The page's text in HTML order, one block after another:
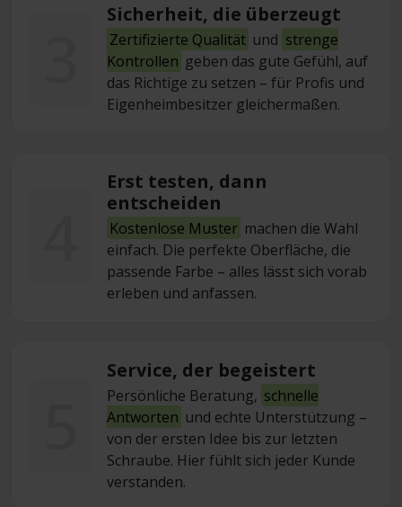
Sicherheit, die überzeugt
Zertifizierte Qualität und strenge
Kontrollen geben das gute Gefühl, auf
das Richtige zu setzen – für Profis und
Eigenheimbesitzer gleichermaßen.
Erst testen, dann
entscheiden
Kostenlose Muster machen die Wahl
einfach. Die perfekte Oberfläche, die
passende Farbe – alles lässt sich vorab
erleben und anfassen.
Service, der begeistert
Persönliche Beratung, schnelle
Antworten und echte Unterstützung –
von der ersten Idee bis zur letzten
Schraube. Hier fühlt sich jeder Kunde
verstanden.